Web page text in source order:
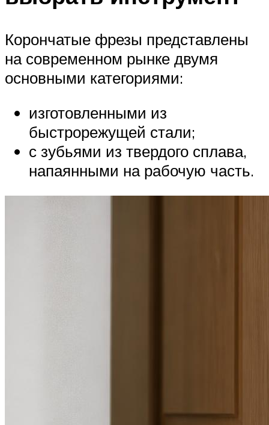
Корончатые фрезы представлены
на современном рынке двумя
основными категориями:
изготовленными из
быстрорежущей стали;
с зубьями из твердого сплава,
напаянными на рабочую часть.